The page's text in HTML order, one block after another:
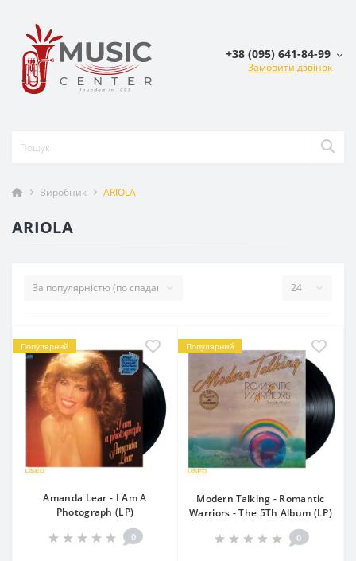
+38 (095) 641-84-99
Замовити дзвінок
Виробник ARIOLA
ARIOLA
Популярний
Amanda Lear - I Am A
Photograph (LP)
0
Популярний
Modern Talking - Romantic
Warriors - The 5Th Album (LP)
0